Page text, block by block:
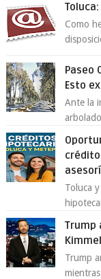
Como
Paseo
Esto
Ante la
Toluca
Trump
Trump